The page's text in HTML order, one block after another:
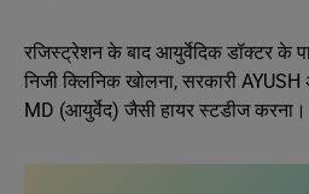
रजिस्ट्रेशन के बाद आयुर्वेदिक डॉक्टर के
निजी क्लिनिक खोलना, सरकारी
MD (आयुर्वेद) जैसी हायर स्टडीज करना।